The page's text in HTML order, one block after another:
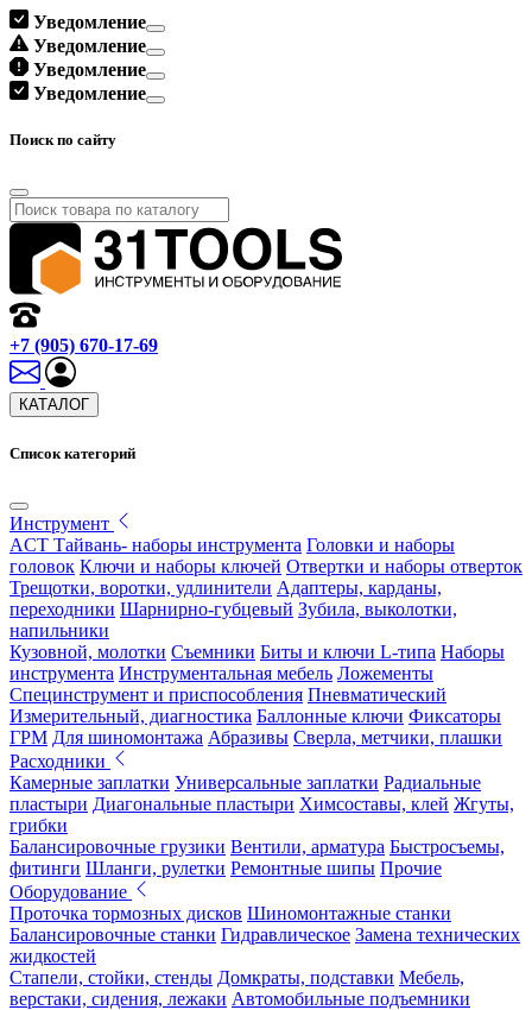
Уведомление
Уведомление
Уведомление
Уведомление
Поиск по сайту
+7 (905) 670-17-69
КАТАЛОГ
Список категорий
Инструмент
ACT Тайвань- наборы инструмента Головки и наборы
головок Ключи и наборы ключей Отвертки и наборы отверток
Трещотки, воротки, удлинители Адаптеры, карданы,
переходники Шарнирно-губцевый Зубила, выколотки,
напильники
Кузовной, молотки Съемники Биты и ключи L-типа Наборы
инструмента Инструментальная мебель Ложементы
Специнструмент и приспособления Пневматический
Измерительный, диагностика Баллонные ключи Фиксаторы
ГРМ Для шиномонтажа Абразивы Сверла, метчики, плашки
Расходники
Камерные заплатки Универсальные заплатки Радиальные
пластыри Диагональные пластыри Химсоставы, клей Жгуты,
грибки
Балансировочные грузики Вентили, арматура Быстросъемы,
фитинги Шланги, рулетки Ремонтные шипы Прочие
Оборудование
Проточка тормозных дисков Шиномонтажные станки
Балансировочные станки Гидравлическое Замена технических
жидкостей
Стапели, стойки, стенды Домкраты, подставки Мебель,
верстаки, сидения, лежаки Автомобильные подъемники